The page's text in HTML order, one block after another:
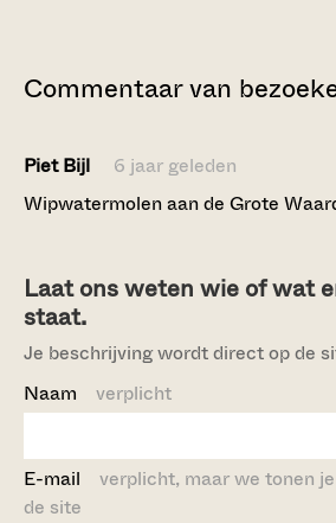
Commentaar van
Piet Bijl
6 jaar geleden
Wipwatermolen aan de Grote
Laat ons weten wie of wat
staat.
Je beschrijving wordt direct op de
Naam verplicht
E-mail verplicht, maar we tonen
de site